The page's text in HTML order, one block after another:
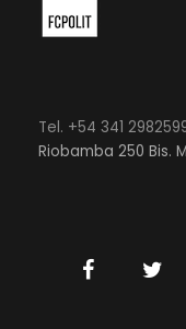
Tel. +54 341
Riobamba 250 Bis.